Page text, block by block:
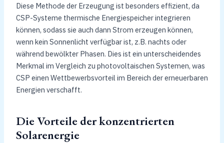
Diese Methode der Erzeugung ist besonders effizient, da
CSP-Systeme thermische Energiespeicher integrieren
können, sodass sie auch dann Strom erzeugen können,
wenn kein Sonnenlicht verfügbar ist, z.B. nachts oder
während bewölkter Phasen. Dies ist ein unterscheidendes
Merkmal im Vergleich zu photovoltaischen Systemen, was
CSP einen Wettbewerbsvorteil im Bereich der erneuerbaren
Energien verschafft.
Die Vorteile der konzentrierten
Solarenergie